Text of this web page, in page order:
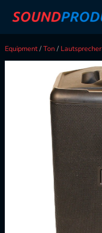
Equipment /Ton / Lautsprecher